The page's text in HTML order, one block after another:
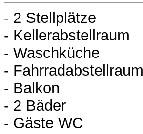
- 2 Stellplätze
- Kellerabstellraum
- Waschküche
- Fahrradabstellraum
- Balkon
- 2 Bäder
- Gäste WC